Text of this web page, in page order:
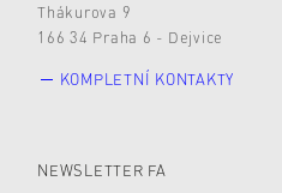
Thákurova 9
166 34 Praha 6 - Dejvice
KOMPLETNÍ KONTAKTY
NEWSLETTER FA